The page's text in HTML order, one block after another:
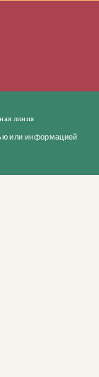
линия
или информацией